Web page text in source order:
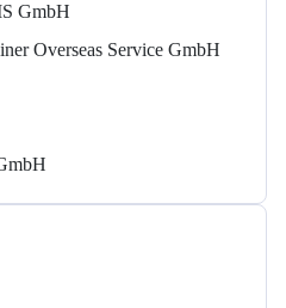
GmbH
Overseas Service GmbH